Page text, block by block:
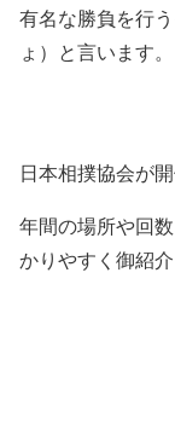
有名な勝負を行
ょ）と言います。
日本相撲協会が
年間の場所や回
かりやすく御紹介